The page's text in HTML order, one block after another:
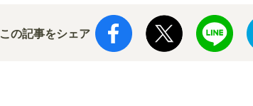
この記事をシェア